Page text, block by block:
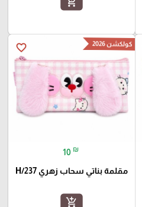
favorite_border كولكشن 2026
10 ₪
مقلمة بناتي سحاب زهري H/237
add_shopping_cart